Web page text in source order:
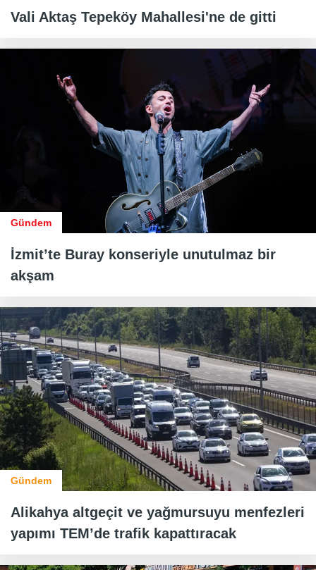
Vali Aktaş Tepeköy Mahallesi'ne de gitti
Gündem
İzmit’te Buray konseriyle unutulmaz bir
akşam
Gündem
Alikahya altgeçit ve yağmursuyu menfezleri
yapımı TEM’de trafik kapattıracak